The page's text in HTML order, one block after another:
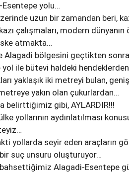
yolu…
uzun bir zamandan beri,
çalışmaları, modern
atmakta…
Alagadi bölgesini geçtikten
yol ile bütevi haldeki
yaklaşık iki metreyi bulan,
yakın olan çukurlardan…
belirttiğimiz gibi, AYLARDIR!!!
yollarının aydınlatılması
yollarda seyir eden araçların
bir suç unsuru oluşturuyor…
bahsettiğimiz Alagadi-Esentepe